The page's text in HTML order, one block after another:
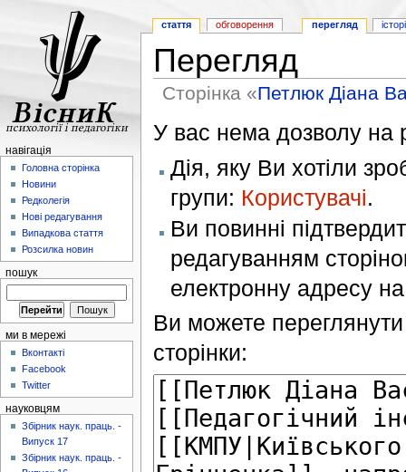
Перегляд
Сторінка «Петлюк Діана
У вас нема дозволу на
Дія, яку Ви хотіли
групи: Користувачі.
Ви повинні
редагуванням
електронну адресу
Ви можете переглянути
сторінки:
стаття обговорення перегляд
навігація
Головна сторінка
Новини
Редколегія
Нові редагування
Випадкова стаття
Розсилка новин
пошук
ми в мережі
Вконтакті
Facebook
Twitter
науковцям
Збірник наук. праць. -
Випуск 17
Збірник наук. праць. -